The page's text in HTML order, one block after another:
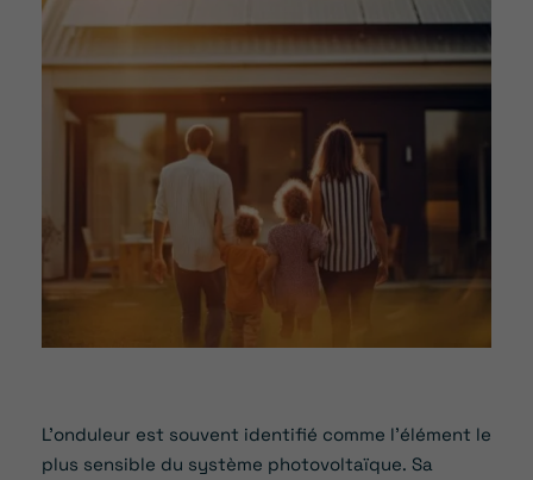
L’onduleur est souvent identifié comme l’élément le
plus sensible du système photovoltaïque. Sa